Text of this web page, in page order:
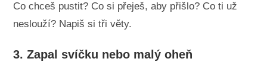
Co chceš pustit? Co si přeješ, aby přišlo? Co ti už
neslouží? Napiš si tři věty.
3.Zapal svíčku nebo malý oheň